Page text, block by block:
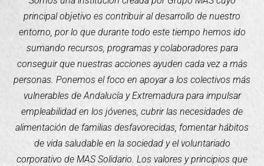
principal objetivo es contribuir al desarrollo de nuestro
entorno, por lo que durante todo este tiempo hemos ido
sumando recursos, programas y colaboradores para
conseguir que nuestras acciones ayuden cada vez a más
personas. Ponemos el foco en apoyar a los colectivos más
vulnerables de Andalucía y Extremadura para impulsar
empleabilidad en los jóvenes, cubrir las necesidades de
alimentación de familias desfavorecidas, fomentar hábitos
de vida saludable en la sociedad y el voluntariado
corporativo de MAS Solidario. Los valores y principios que